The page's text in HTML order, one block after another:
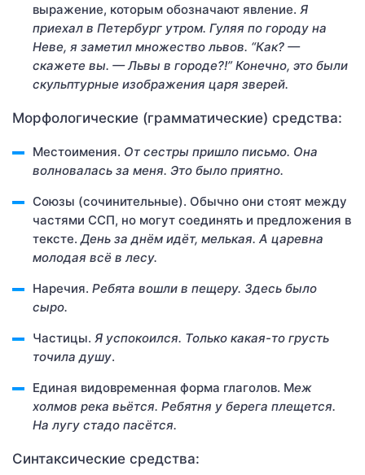
выражение, которым обозначают явление. Я
приехал в Петербург утром. Гуляя по городу на
Неве, я заметил множество львов. “Как? —
скажете вы. — Львы в городе?!” Конечно, это были
скульптурные изображения царя зверей.
Морфологические (грамматические) средства:
Местоимения. От сестры пришло письмо. Она
волновалась за меня. Это было приятно.
Союзы (сочинительные). Обычно они стоят между
частями ССП, но могут соединять и предложения в
тексте.День за днём идёт, мелькая. А царевна
молодая всё в лесу.
Наречия. Ребята вошли в пещеру. Здесь было
сыро.
Частицы. Я успокоился. Только какая-то грусть
точила душу.
Единая видовременная форма глаголов. Меж
холмов река вьётся. Ребятня у берега плещется.
На лугу стадо пасётся.
Синтаксические средства: